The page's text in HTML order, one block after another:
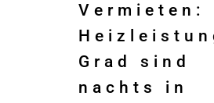
Vermieten:
Grad sind
nachts in